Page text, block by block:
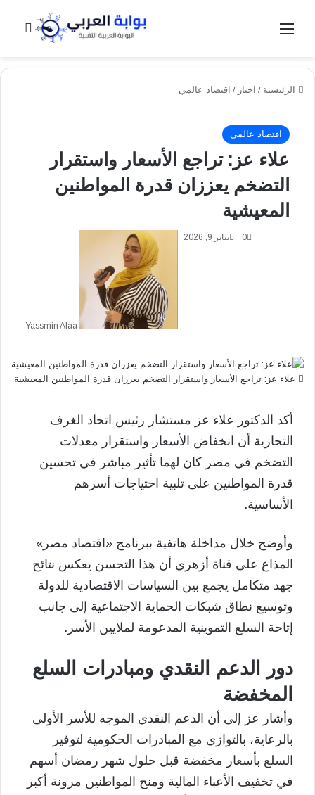
الرئيسية / اخبار / اقتصاد عالمي
اقتصاد عالمي
علاء عز: تراجع الأسعار واستقرار
التضخم يعززان قدرة المواطنين
المعيشية
Yassmin Alaa
يناير 9, 2026 0
علاء عز: تراجع الأسعار واستقرار التضخم يعززان قدرة المواطنين المعيشية
أكد الدكتور علاء عز مستشار رئيس اتحاد الغرف
التجارية أن انخفاض الأسعار واستقرار معدلات
التضخم في مصر كان لهما تأثير مباشر في تحسين
قدرة المواطنين على تلبية احتياجات أسرهم
الأساسية.
وأوضح خلال مداخلة هاتفية ببرنامج «اقتصاد مصر»
المذاع على قناة أزهري أن هذا التحسن يعكس نتائج
جهد متكامل يجمع بين السياسات الاقتصادية للدولة
وتوسيع نطاق شبكات الحماية الاجتماعية إلى جانب
إتاحة السلع التموينية المدعومة لملايين الأسر.
دور الدعم النقدي ومبادرات السلع
المخفضة
وأشار عز إلى أن الدعم النقدي الموجه للأسر الأولى
بالرعاية، بالتوازي مع المبادرات الحكومية لتوفير
السلع بأسعار مخفضة قبل حلول شهر رمضان أسهم
في تخفيف الأعباء المالية ومنح المواطنين مرونة أكبر